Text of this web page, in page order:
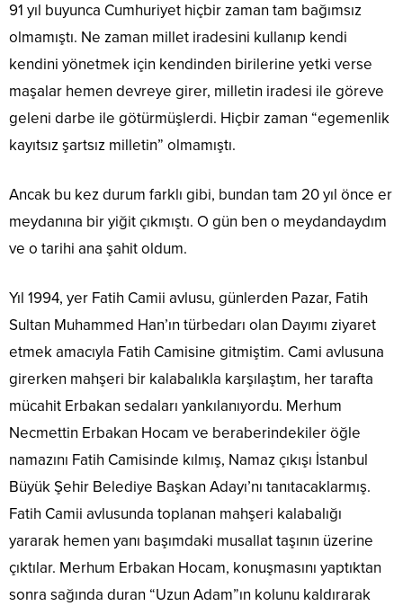
91 yıl buyunca Cumhuriyet hiçbir zaman tam bağımsız
olmamıştı. Ne zaman millet iradesini kullanıp kendi
kendini yönetmek için kendinden birilerine yetki verse
maşalar hemen devreye girer, milletin iradesi ile göreve
geleni darbe ile götürmüşlerdi. Hiçbir zaman “egemenlik
kayıtsız şartsız milletin” olmamıştı.
Ancak bu kez durum farklı gibi, bundan tam 20 yıl önce er
meydanına bir yiğit çıkmıştı. O gün ben o meydandaydım
ve o tarihi ana şahit oldum.
Yıl 1994, yer Fatih Camii avlusu, günlerden Pazar, Fatih
Sultan Muhammed Han’ın türbedarı olan Dayımı ziyaret
etmek amacıyla Fatih Camisine gitmiştim. Cami avlusuna
girerken mahşeri bir kalabalıkla karşılaştım, her tarafta
mücahit Erbakan sedaları yankılanıyordu. Merhum
Necmettin Erbakan Hocam ve beraberindekiler öğle
namazını Fatih Camisinde kılmış, Namaz çıkışı İstanbul
Büyük Şehir Belediye Başkan Adayı’nı tanıtacaklarmış.
Fatih Camii avlusunda toplanan mahşeri kalabalığı
yararak hemen yanı başımdaki musallat taşının üzerine
çıktılar. Merhum Erbakan Hocam, konuşmasını yaptıktan
sonra sağında duran “Uzun Adam”ın kolunu kaldırarak